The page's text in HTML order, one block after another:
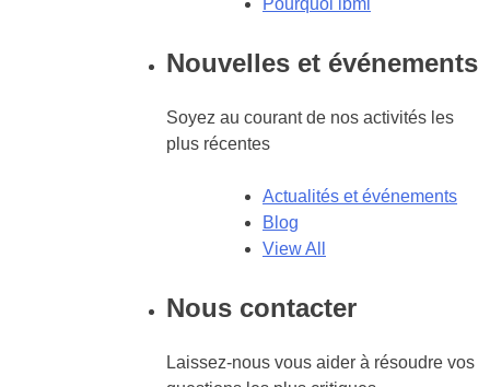
Pourquoi ibml
Nouvelles et événements
Soyez au courant de nos activités les
plus récentes
Actualités et événements
Blog
View All
Nous contacter
Laissez-nous vous aider à résoudre vos